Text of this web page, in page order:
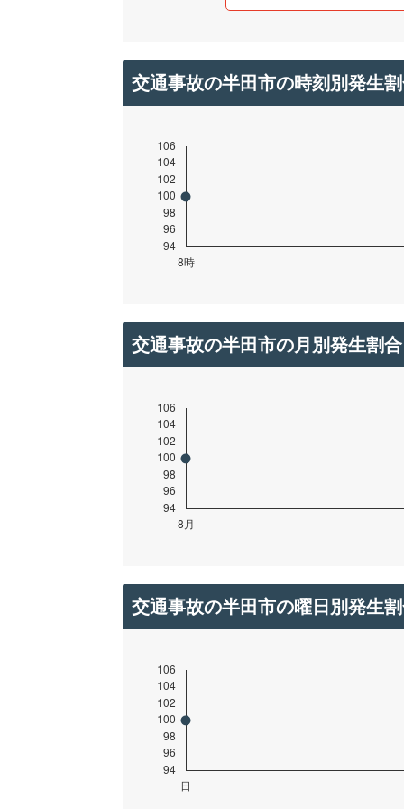
交通事故の半田市の時刻別発生
交通事故の半田市の月別発生割合
交通事故の半田市の曜日別発生